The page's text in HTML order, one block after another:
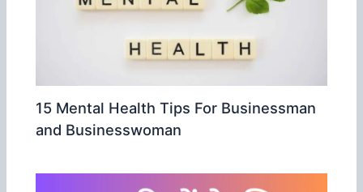
15 Mental Health Tips For Businessman
and Businesswoman